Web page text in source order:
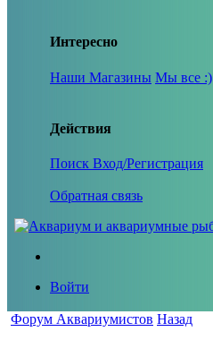
Интересно
Наши Магазины Мы все :)
Действия
Поиск Вход/Регистрация
Обратная связь
Войти
Форум Аквариумистов Назад